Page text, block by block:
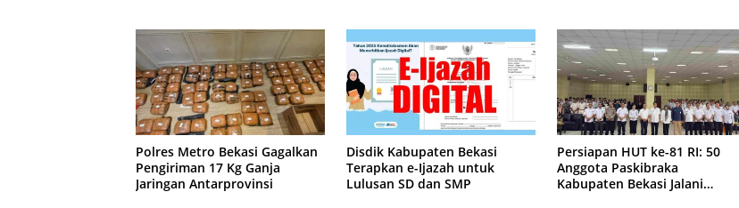
Polres Metro Bekasi Gagalkan
Pengiriman 17 Kg Ganja
Jaringan Antarprovinsi
Disdik Kabupaten Bekasi
Terapkan e-Ijazah untuk
Lulusan SD dan SMP
Persiapan HUT ke-81 RI: 50
Anggota Paskibraka
Kabupaten Bekasi Jalani